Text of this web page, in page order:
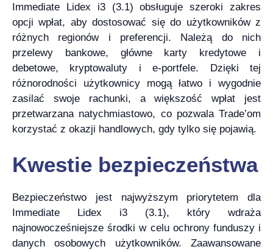
Immediate Lidex i3 (3.1) obsługuje szeroki zakres
opcji wpłat, aby dostosować się do użytkowników z
różnych regionów i preferencji. Należą do nich
przelewy bankowe, główne karty kredytowe i
debetowe, kryptowaluty i e-portfele. Dzięki tej
różnorodności użytkownicy mogą łatwo i wygodnie
zasilać swoje rachunki, a większość wpłat jest
przetwarzana natychmiastowo, co pozwala Trade’om
korzystać z okazji handlowych, gdy tylko się pojawią.
Kwestie bezpieczeństwa
Bezpieczeństwo jest najwyższym priorytetem dla
Immediate Lidex i3 (3.1), który wdraża
najnowocześniejsze środki w celu ochrony funduszy i
danych osobowych użytkowników. Zaawansowane